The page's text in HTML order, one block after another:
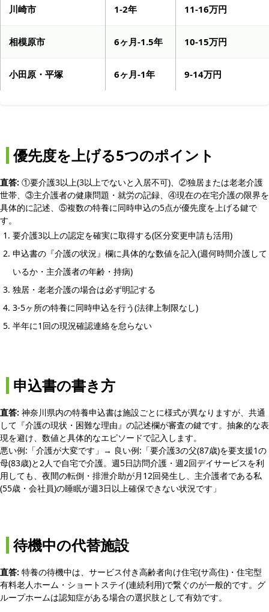
川崎市 1-2年 11-16万円
相模原市 6ヶ月-1.5年 10-15万円
小田原・平塚 6ヶ月-1年 9-14万円
優先度を上げる5つのポイント
直答: ①要介護3以上(3以上でないと入居不可)、②独居または老老介護
世帯、③主介護者の健康問題・就労の記録、④現在の在宅介護の限界を
具体的に記述、⑤複数の特養に同時申込の5点が優先度を上げる鍵で
す。
要介護3以上の認定を確実に取得する(区分変更申請も活用)
申込書の『介護の状況』欄に具体的な数値を記入(週何時間介護して
いるか・主介護者の年齢・持病)
独居・老老介護の場合は必ず明記する
3-5ヶ所の特養に同時申込を行う(法律上制限なし)
半年に1回の現況確認連絡を怠らない
申込書の書き方
直答: 神奈川県内の特養申込書は施設ごとに様式が異なりますが、共通
して『介護の現状・困難な理由』の記述欄が審査の鍵です。抽象的な表
現を避け、数値と具体的なエピソードで記入します。
悪い例:「介護が大変です」→ 良い例:「要介護3の父(87歳)を要支援1の
母(83歳)と2人で自宅で介護。週5日訪問介護・週2回デイサービスを利
用しても、夜間の転倒・排泄介助が月12回発生し、主介護者である私
(55歳・会社員)の睡眠が週3日以上確保できない状況です」
待機中の代替施設
直答: 特養の待機中は、サービス付き高齢者向け住宅(サ高住)・住宅型
有料老人ホーム・ショートステイ(連続利用)で繋ぐのが一般的です。グ
ループホームは認知症がある場合の選択肢として有効です。